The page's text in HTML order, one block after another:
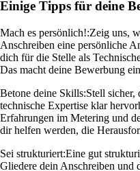
Einige Tipps für deine
Mach es persönlich!:Zeig uns,
Anschreiben eine persönliche
dich für die Stelle als
Das macht deine Bewerbung
Betone deine Skills:Stell sicher,
technische Expertise klar
Erfahrungen im Metering und
dir helfen werden, die
Sei strukturiert:Eine gut
Gliedere dein Anschreiben und